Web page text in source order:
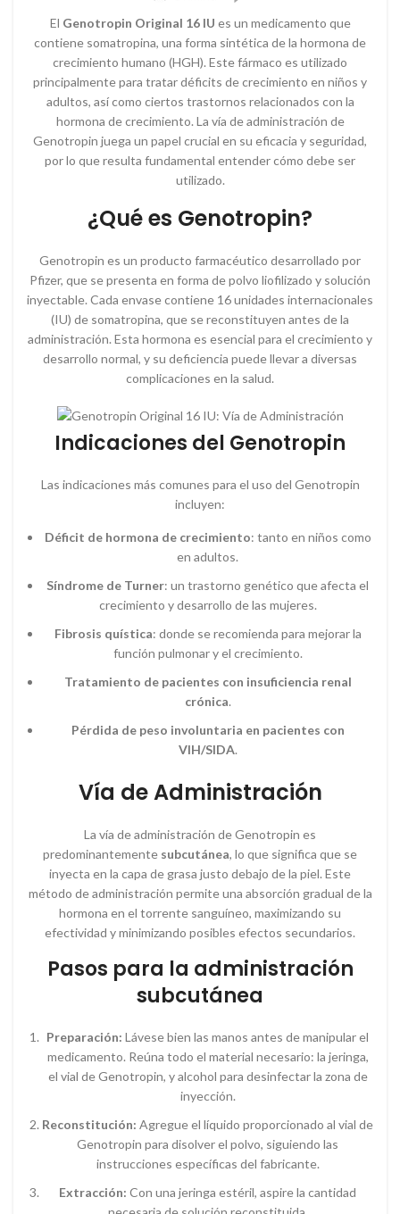
El Genotropin Original 16 IU es un medicamento que
contiene somatropina, una forma sintética de la hormona de
crecimiento humano (HGH). Este fármaco es utilizado
principalmente para tratar déficits de crecimiento en niños y
adultos, así como ciertos trastornos relacionados con la
hormona de crecimiento. La vía de administración de
Genotropin juega un papel crucial en su eficacia y seguridad,
por lo que resulta fundamental entender cómo debe ser
utilizado.
¿Qué es Genotropin?
Genotropin es un producto farmacéutico desarrollado por
Pfizer, que se presenta en forma de polvo liofilizado y solución
inyectable. Cada envase contiene 16 unidades internacionales
(IU) de somatropina, que se reconstituyen antes de la
administración. Esta hormona es esencial para el crecimiento y
desarrollo normal, y su deficiencia puede llevar a diversas
complicaciones en la salud.
Indicaciones del Genotropin
Las indicaciones más comunes para el uso del Genotropin
incluyen:
Déficit de hormona de crecimiento: tanto en niños como
en adultos.
Síndrome de Turner: un trastorno genético que afecta el
crecimiento y desarrollo de las mujeres.
Fibrosis quística: donde se recomienda para mejorar la
función pulmonar y el crecimiento.
Tratamiento de pacientes con insuficiencia renal
crónica.
Pérdida de peso involuntaria en pacientes con
VIH/SIDA.
Vía de Administración
La vía de administración de Genotropin es
predominantemente subcutánea, lo que significa que se
inyecta en la capa de grasa justo debajo de la piel. Este
método de administración permite una absorción gradual de la
hormona en el torrente sanguíneo, maximizando su
efectividad y minimizando posibles efectos secundarios.
Pasos para la administración
subcutánea
Preparación: Lávese bien las manos antes de manipular el
medicamento. Reúna todo el material necesario: la jeringa,
el vial de Genotropin, y alcohol para desinfectar la zona de
inyección.
Reconstitución: Agregue el líquido proporcionado al vial de
Genotropin para disolver el polvo, siguiendo las
instrucciones específicas del fabricante.
Extracción: Con una jeringa estéril, aspire la cantidad